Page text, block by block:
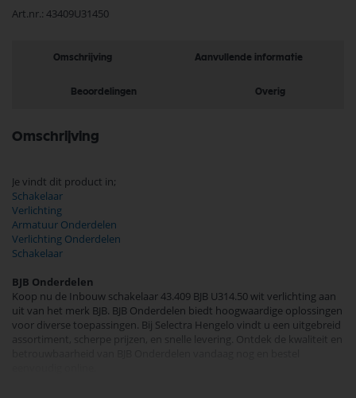
Art.nr. 43409U31450
Omschrijving Aanvullende informatie
Beoordelingen Overig
Omschrijving
Je vindt dit product in;
Schakelaar
Verlichting
Armatuur Onderdelen
Verlichting Onderdelen
Schakelaar
BJB Onderdelen
Koop nu de Inbouw schakelaar 43.409 BJB U314.50 wit verlichting aan
uit van het merk BJB. BJB Onderdelen biedt hoogwaardige oplossingen
voor diverse toepassingen. Bij Selectra Hengelo vindt u een uitgebreid
assortiment, scherpe prijzen, en snelle levering. Ontdek de kwaliteit en